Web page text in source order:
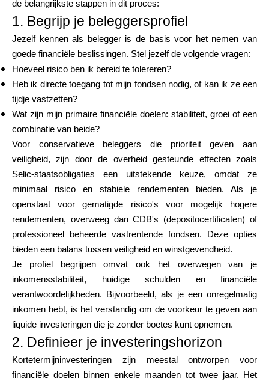
de belangrijkste stappen in dit proces:
1. Begrijp je beleggersprofiel
Jezelf kennen als belegger is de basis voor het nemen van
goede financiële beslissingen. Stel jezelf de volgende vragen:
Hoeveel risico ben ik bereid te tolereren?
Heb ik directe toegang tot mijn fondsen nodig, of kan ik ze een
tijdje vastzetten?
Wat zijn mijn primaire financiële doelen: stabiliteit, groei of een
combinatie van beide?
Voor conservatieve beleggers die prioriteit geven aan
veiligheid, zijn door de overheid gesteunde effecten zoals
Selic-staatsobligaties een uitstekende keuze, omdat ze
minimaal risico en stabiele rendementen bieden. Als je
openstaat voor gematigde risico's voor mogelijk hogere
rendementen, overweeg dan CDB's (depositocertificaten) of
professioneel beheerde vastrentende fondsen. Deze opties
bieden een balans tussen veiligheid en winstgevendheid.
Je profiel begrijpen omvat ook het overwegen van je
inkomensstabiliteit, huidige schulden en financiële
verantwoordelijkheden. Bijvoorbeeld, als je een onregelmatig
inkomen hebt, is het verstandig om de voorkeur te geven aan
liquide investeringen die je zonder boetes kunt opnemen.
2. Definieer je investeringshorizon
Kortetermijninvesteringen zijn meestal ontworpen voor
financiële doelen binnen enkele maanden tot twee jaar. Het